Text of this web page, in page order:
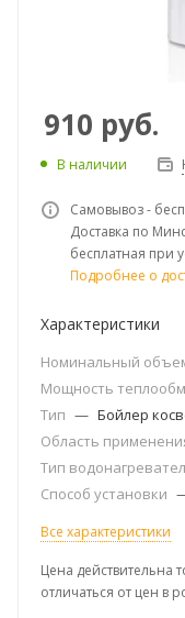
910 руб.
В наличии
Самовывоз -
Доставка по
бесплатная при
Подробнее о
Характеристики
Номинальный
Мощность
Тип — Бойлер
Область
Тип
Способ установки
Все характеристики
Цена действительна
отличаться от цен в